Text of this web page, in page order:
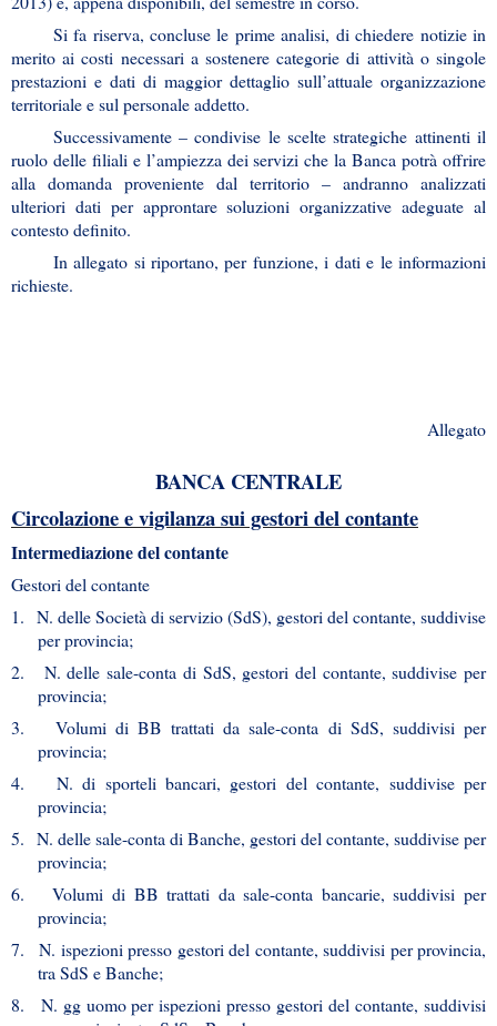
Si fa riserva, concluse le prime analisi, di chiedere notizie in
merito ai costi necessari a sostenere categorie di attività o singole
prestazioni e dati di maggior dettaglio sull’attuale organizzazione
territoriale e sul personale addetto.
Successivamente – condivise le scelte strategiche attinenti il
ruolo delle filiali e l’ampiezza dei servizi che la Banca potrà offrire
alla domanda proveniente dal territorio – andranno analizzati
ulteriori dati per approntare soluzioni organizzative adeguate al
contesto definito.
In allegato si riportano, per funzione, i dati e le informazioni
richieste.
Allegato
BANCA CENTRALE
Circolazione e vigilanza sui gestori del contante
Intermediazione del contante
Gestori del contante
1. N. delle Società di servizio (SdS), gestori del contante, suddivise
per provincia;
2.
N. delle sale-conta di SdS, gestori del contante, suddivise per
provincia;
3.
Volumi di BB trattati da sale-conta di SdS, suddivisi per
provincia;
4.
N. di sporteli bancari, gestori del contante, suddivise per
provincia;
5. N. delle sale-conta di Banche, gestori del contante, suddivise per
provincia;
6.
Volumi di BB trattati da sale-conta bancarie, suddivisi per
provincia;
7.
N. ispezioni presso gestori del contante, suddivisi per provincia,
tra SdS e Banche;
8.
N. gg uomo per ispezioni presso gestori del contante, suddivisi